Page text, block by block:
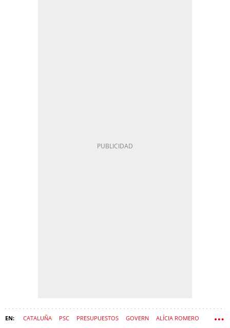
CATALUÑA PSC PRESUPUESTOS GOVERN ALÍCIA ROMERO